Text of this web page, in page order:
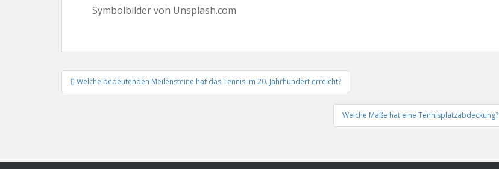
Symbolbilder von Unsplash.com
Beitrags-
Navigation
Welche bedeutenden Meilensteine hat das Tennis im 20. Jahrhundert erreicht?
Welche Maße hat eine Tennisplatzabdeckung?